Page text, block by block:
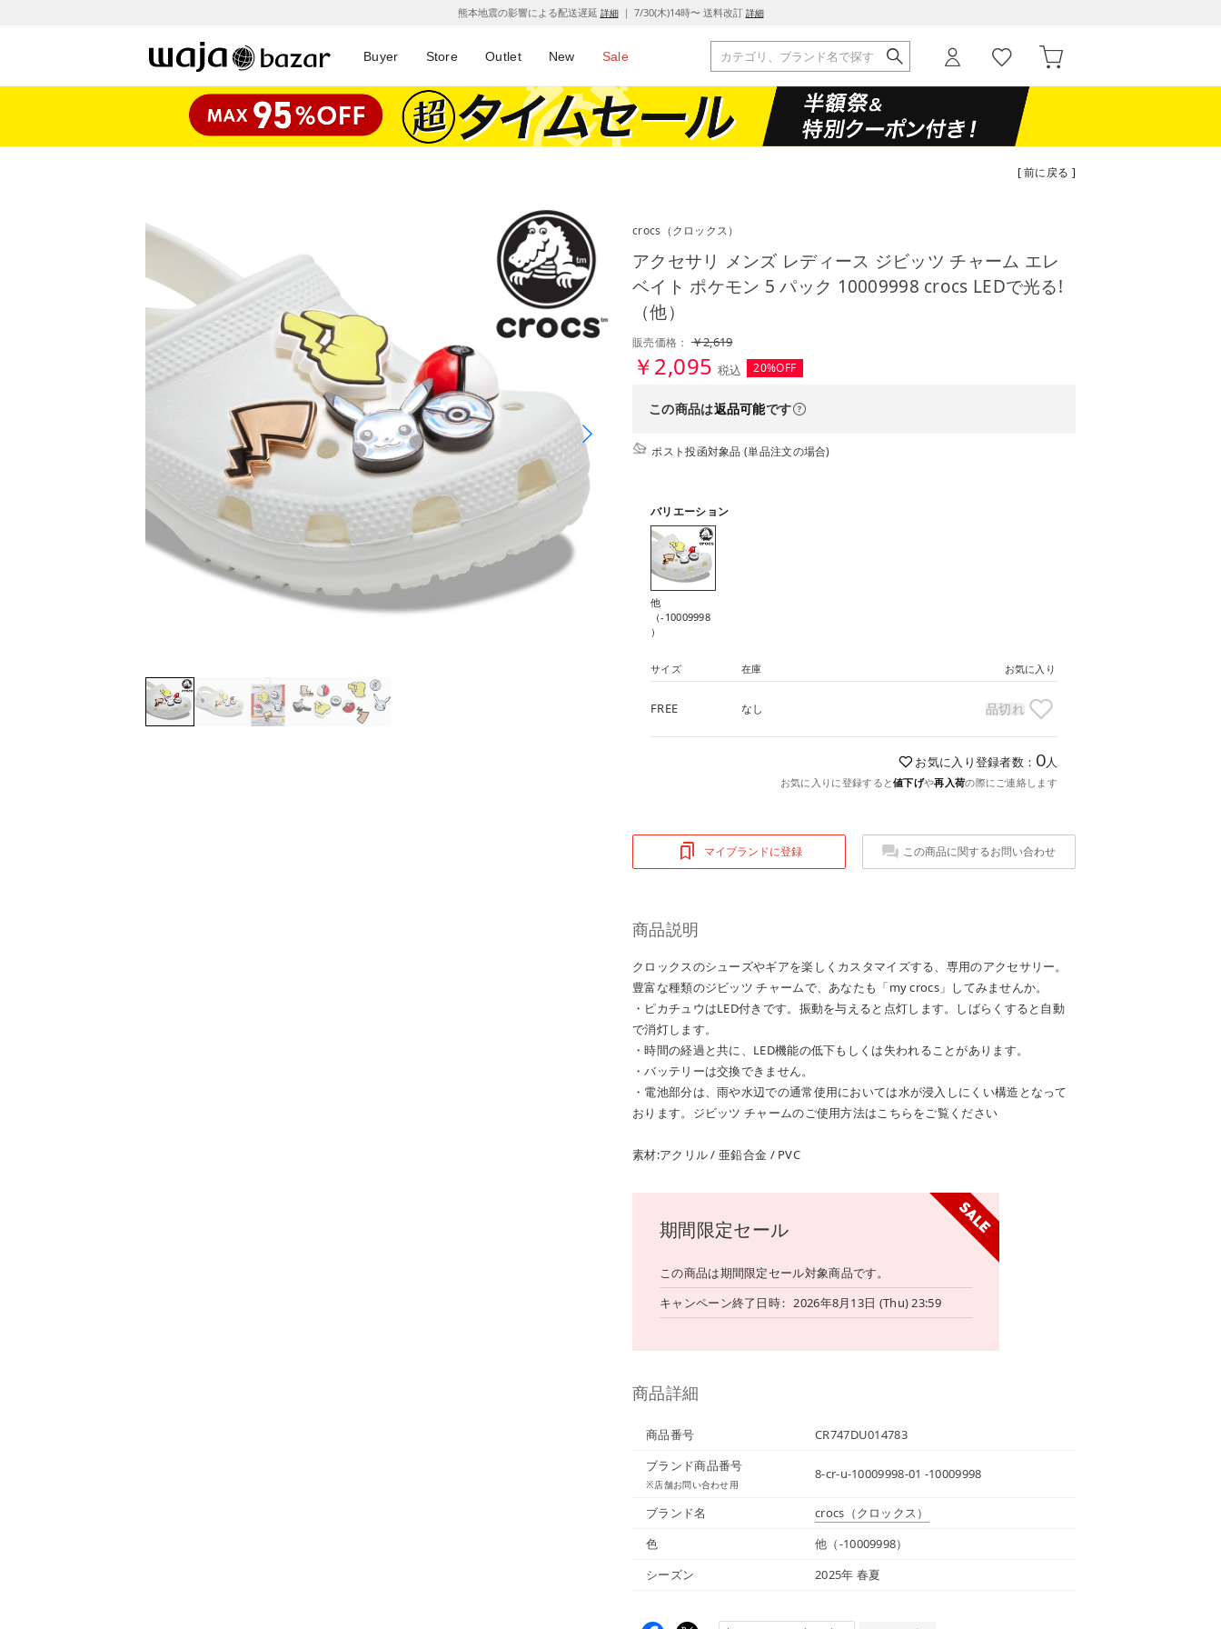
熊本地震の影響による配送遅延 詳細｜ 7/30(木)14時〜 送料改訂 詳細
Buyer Store Outlet New Sale
[ 前に戻る ]
crocs （クロックス）
アクセサリ メンズ レディース ジビッツ チャーム エレ
ベイト ポケモン 5 パック 10009998 crocs LEDで光る!
（他）
販売価格：￥2,619
￥2,095 税込 20%OFF
この商品は返品可能です
ポスト投函対象品 (単品注文の場合)
バリエーション
他
（-10009998
）
サイズ 在庫 お気に入り
FREE なし 品切れ
お気に入り登録者数： 0人
お気に入りに登録すると値下げや再入荷の際にご連絡します
マイブランドに登録 この商品に関するお問い合わせ
商品説明
クロックスのシューズやギアを楽しくカスタマイズする、専用のアクセサリー。
豊富な種類のジビッツ チャームで、あなたも「my crocs」してみませんか。
・ピカチュウはLED付きです。振動を与えると点灯します。しばらくすると自動
で消灯します。
・時間の経過と共に、LED機能の低下もしくは失われることがあります。
・バッテリーは交換できません。
・電池部分は、雨や水辺での通常使用においては水が浸入しにくい構造となって
おります。ジビッツ チャームのご使用方法はこちらをご覧ください
素材:アクリル / 亜鉛合金 / PVC
期間限定セール
この商品は期間限定セール対象商品です。
キャンペーン終了日時
2026年8月13日 (Thu) 23:59
商品詳細
商品番号
CR747DU014783
ブランド商品番号
※店舗お問い合わせ用
8-cr-u-10009998-01 -10009998
ブランド名 crocs （クロックス）
色
他（-10009998）
シーズン
2025年 春夏